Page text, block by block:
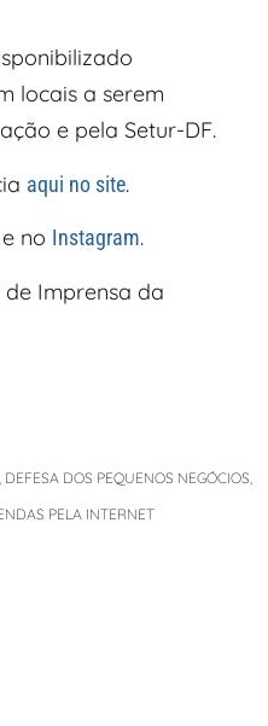
locais a serem
e pela Setur-DF.
aqui no site.
e no Instagram.
Imprensa da
DEFESA DOS PEQUENOS NEGÓCIOS
PELA INTERNET